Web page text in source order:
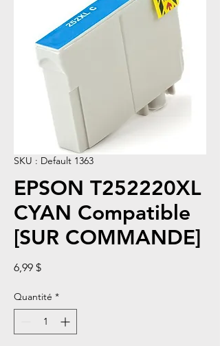
SKU : Default 1363
EPSON T252220XL
CYAN Compatible
[SUR COMMANDE]
6,99 $Prix
Quantité *